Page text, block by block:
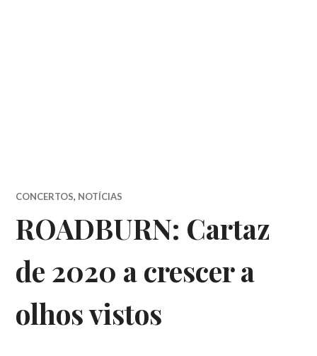
CONCERTOS, NOTÍCIAS
ROADBURN: Cartaz
de 2020 a crescer a
olhos vistos